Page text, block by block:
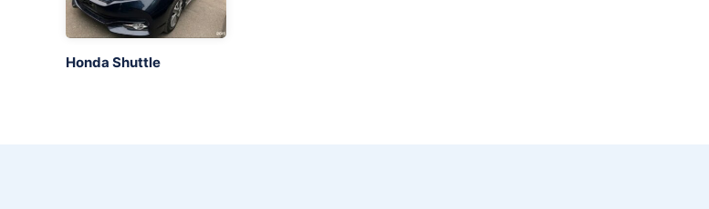
Honda Shuttle